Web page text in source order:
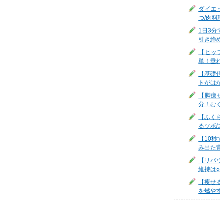
ダイエ
つ/肉料
1日3分
引き締
【ヒ
単！垂
【基
トがは
【脚
分！む
【ふ
るツボ/
【10
み出た
【リ
維持は
【痩
を燃や